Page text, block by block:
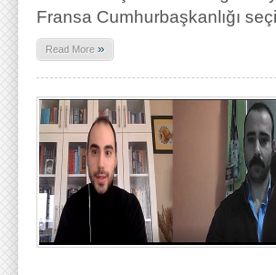
Fransa Cumhurbaşkanlığı
Read More »